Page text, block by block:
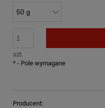
szt.
* - Pole wymagane
Producent: